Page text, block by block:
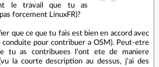
le travail que tu as
forcement LinuxFR)?
que ce que tu fais est bien en accord avec
conduite pour contribuer a OSM). Peut-etre
tu as contribuees l'ont ete de maniere
la courte description au dessus, j'ai des